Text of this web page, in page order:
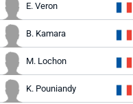
E. Veron
B. Kamara
M. Lochon
K. Pouniandy